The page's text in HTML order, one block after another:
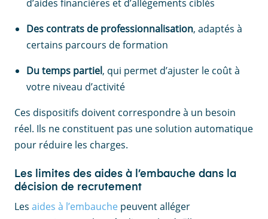
d’aides financières et d’allègements ciblés
Des contrats de professionnalisation, adaptés à
certains parcours de formation
Du temps partiel, qui permet d’ajuster le coût à
votre niveau d’activité
Ces dispositifs doivent correspondre à un besoin
réel. Ils ne constituent pas une solution automatique
pour réduire les charges.
Les limites des aides à l’embauche dans la
décision de recrutement
Les aides à l’embauche peuvent alléger